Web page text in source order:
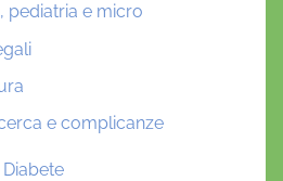
pediatria e micro
e complicanze